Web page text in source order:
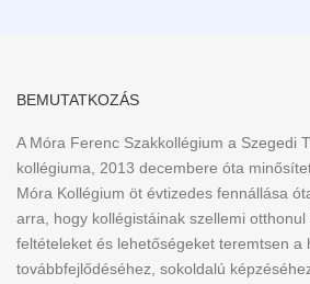
BEMUTATKOZÁS
A Móra Ferenc Szakkollégium a Szegedi
kollégiuma, 2013 decembere óta
Móra Kollégium öt évtizedes fennállása
arra, hogy kollégistáinak szellemi
feltételeket és lehetőségeket teremtsen a
továbbfejlődéséhez, sokoldalú